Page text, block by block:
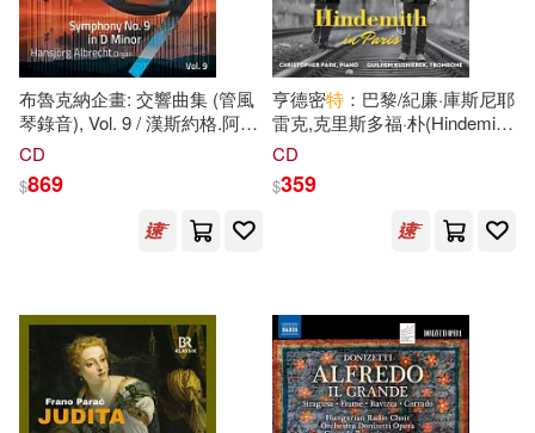
（英）邁克·沃特金森(1)
（英）阿瑟·柯南·道爾(1)
（英）馬克斯·唐納利(1)
南開大學出版社(1) 台聖(1)
吉林美術出版社(1)
外語教學與研究出版社(1)
大象出版社(1)
布魯克納企畫: 交響曲集 (管風
琴錄音), Vol. 9 / 漢斯約格.阿爾
布雷希特 (管風琴) (2CD)
Symphonies (Organ
Transcriptions), Vol. 9 /
Hansjörg Albrecht (organ)
CD
$869
亨德密特 ：巴黎/紀廉·庫斯尼耶
雷克,克里斯多福·朴(Hindemith
In Paris/Guilhem Kusnierek,
CD
$359